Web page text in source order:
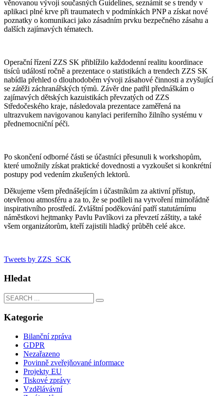
věnovanou vývoji současných Guidelines, seznámit se s trendy v
aplikaci plné krve při traumatech v podmínkách PNP a získat nové
poznatky o komunikaci jako zásadním prvku bezpečného zásahu a
dalších zajímavých tématech.
Operační řízení ZZS SK přiblížilo každodenní realitu koordinace
tisíců událostí ročně a prezentace o statistikách a trendech ZZS SK
nabídla přehled o dlouhodobém vývoji zásahové činnosti a zvyšující
se zátěži záchranářských týmů. Závěr dne patřil přednáškám o
zajímavých dětských kazuistikách převzatých od ZZS
Středočeského kraje, následovala prezentace zaměřená na
ultrazvukem navigovanou kanylaci periferního žilního systému v
přednemocniční péči.
Po skončení odborné části se účastníci přesunuli k workshopům,
které umožnily získat praktické dovednosti a vyzkoušet si konkrétní
postupy pod vedením zkušených lektorů.
Děkujeme všem přednášejícím i účastníkům za aktivní přístup,
otevřenou atmosféru a za to, že se podíleli na vytvoření mimořádně
inspirativního prostředí. Zvláštní poděkování patří statutárnímu
náměstkovi hejtmanky Pavlu Pavlíkovi za převzetí záštity, a také
všem organizátorům, kteří zajistili hladký průběh celé akce.
Tweets by ZZS_SCK
Hledat
Kategorie
Bilanční zpráva
GDPR
Nezařazeno
Povinně zveřejňované informace
Projekty EU
Tiskové zprávy
Vzdělávávní